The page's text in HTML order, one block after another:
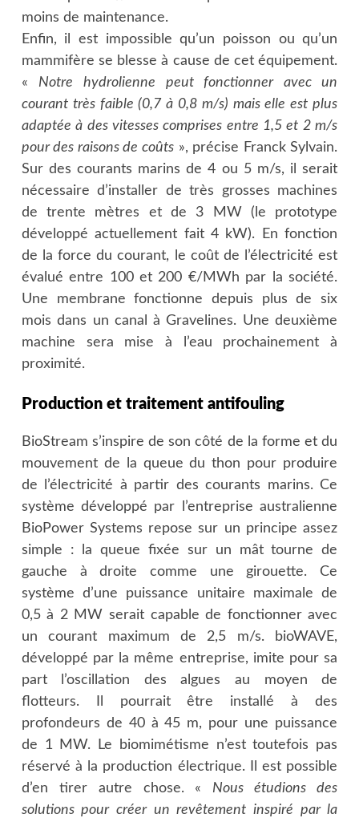
moins de maintenance.
Enfin, il est impossible qu’un poisson ou qu’un
mammifère se blesse à cause de cet équipement.
« Notre hydrolienne peut fonctionner avec un
courant très faible (0,7 à 0,8 m/s) mais elle est plus
adaptée à des vitesses comprises entre 1,5 et 2 m/s
pour des raisons de coûts », précise Franck Sylvain.
Sur des courants marins de 4 ou 5 m/s, il serait
nécessaire d’installer de très grosses machines
de trente mètres et de 3 MW (le prototype
développé actuellement fait 4 kW). En fonction
de la force du courant, le coût de l’électricité est
évalué entre 100 et 200 €/MWh par la société.
Une membrane fonctionne depuis plus de six
mois dans un canal à Gravelines. Une deuxième
machine sera mise à l’eau prochainement à
proximité.
Production et traitement antifouling
BioStream s’inspire de son côté de la forme et du
mouvement de la queue du thon pour produire
de l’électricité à partir des courants marins. Ce
système développé par l’entreprise australienne
BioPower Systems repose sur un principe assez
simple : la queue fixée sur un mât tourne de
gauche à droite comme une girouette. Ce
système d’une puissance unitaire maximale de
0,5 à 2 MW serait capable de fonctionner avec
un courant maximum de 2,5 m/s. bioWAVE,
développé par la même entreprise, imite pour sa
part l’oscillation des algues au moyen de
flotteurs. Il pourrait être installé à des
profondeurs de 40 à 45 m, pour une puissance
de 1 MW. Le biomimétisme n’est toutefois pas
réservé à la production électrique. Il est possible
d’en tirer autre chose. « Nous étudions des
solutions pour créer un revêtement inspiré par la